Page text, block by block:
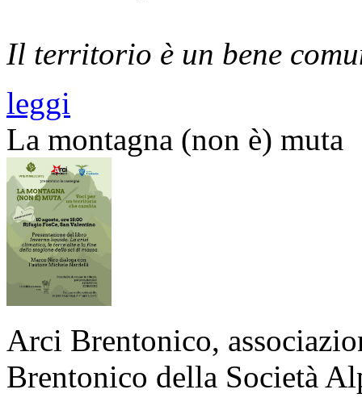
Il territorio è un bene
leggi
La montagna (non è) muta
Arci Brentonico,
Brentonico della Società